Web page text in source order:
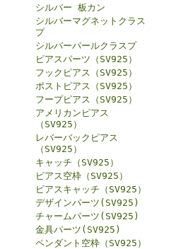
シルバー 板カン
シルバーマグネットクラス
プ
シルバーパールクラスプ
ピアスパーツ（SV925）
フックピアス（SV925）
ポストピアス（SV925）
フープピアス（SV925）
アメリカンピアス
（SV925）
レバーバックピアス
（SV925）
キャッチ（SV925）
ピアス空枠（SV925）
ピアスキャッチ（SV925）
デザインパーツ(SV925)
チャームパーツ(SV925)
金具パーツ(SV925)
ペンダント空枠（SV925）